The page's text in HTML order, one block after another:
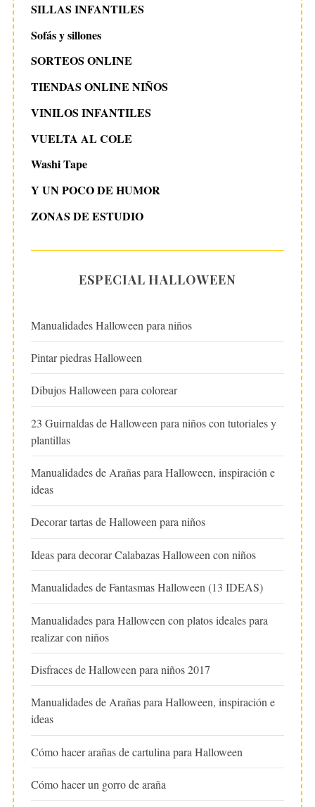
SILLAS INFANTILES
Sofás y sillones
SORTEOS ONLINE
TIENDAS ONLINE NIÑOS
VINILOS INFANTILES
VUELTA AL COLE
Washi Tape
Y UN POCO DE HUMOR
ZONAS DE ESTUDIO
ESPECIAL HALLOWEEN
Manualidades Halloween para niños
Pintar piedras Halloween
Dibujos Halloween para colorear
23 Guirnaldas de Halloween para niños con tutoriales y
plantillas
Manualidades de Arañas para Halloween, inspiración e
ideas
Decorar tartas de Halloween para niños
Ideas para decorar Calabazas Halloween con niños
Manualidades de Fantasmas Halloween (13 IDEAS)
Manualidades para Halloween con platos ideales para
realizar con niños
Disfraces de Halloween para niños 2017
Manualidades de Arañas para Halloween, inspiración e
ideas
Cómo hacer arañas de cartulina para Halloween
Cómo hacer un gorro de araña